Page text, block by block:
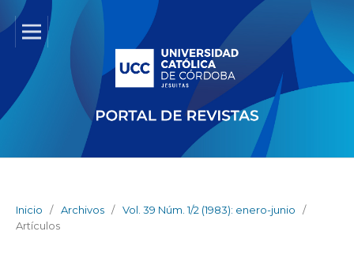
Inicio / Archivos / Vol. 39 Núm. 1/2 (1983): enero-junio
/
Artículos